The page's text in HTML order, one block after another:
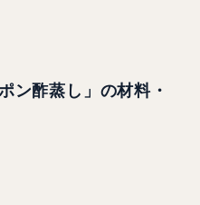
ン酢蒸し」の材料・